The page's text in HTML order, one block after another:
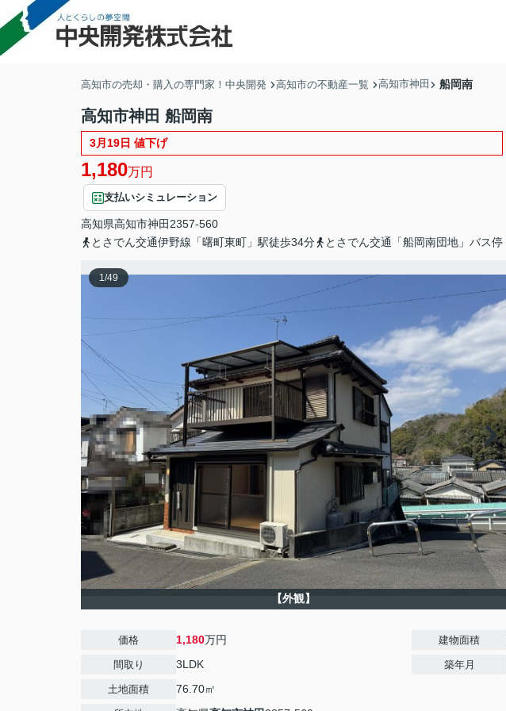
高知市の売却・購入の専門家！中央開発 高知市の不動産一覧 高知市神田 船岡南
高知市神田 船岡南
3月19日 値下げ
1,180万円
支払いシミュレーション
高知県高知市神田 2357-560
とさでん交通伊野線「曙町東町」駅徒歩34分
とさでん交通「船岡南団地」バス停
1/49
【外観】
価格 1,180万円
間取り 3LDK
土地面積 76.70㎡
建物面積
築年月